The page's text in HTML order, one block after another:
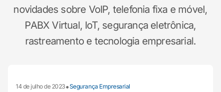
novidades sobre VoIP, telefonia fixa e móvel,
PABX Virtual, IoT, segurança eletrônica,
rastreamento e tecnologia empresarial.
14 de julho de 2023•Segurança Empresarial